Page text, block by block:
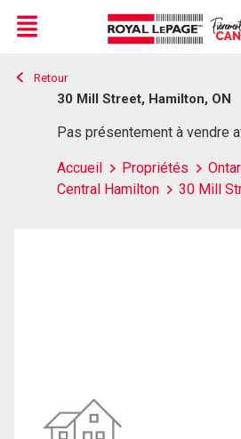
Live
En Direct
Menu
Retour
30 Mill Street, Hamilton, ON
Pas présentement à vendre
Accueil Propriétés
Central Hamilton
30 Mill